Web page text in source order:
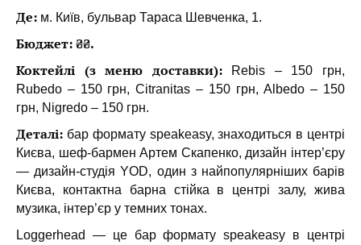
Де: м. Київ, бульвар Тараса Шевченка, 1.
Бюджет: ₴₴.
Коктейлі (з меню доставки):Rebis – 150 грн,
Rubedo – 150 грн, Citranitas – 150 грн, Albedo – 150
грн, Nigredo – 150 грн.
Деталі: бар формату speakeasy, знаходиться в центрі
Києва, шеф-бармен Артем Скапенко, дизайн інтер’єру
— дизайн-студія YOD, один з найпопулярніших барів
Києва, контактна барна стійка в центрі залу, жива
музика, інтер’єр у темних тонах.
Loggerhead — це бар формату speakeasy в центрі